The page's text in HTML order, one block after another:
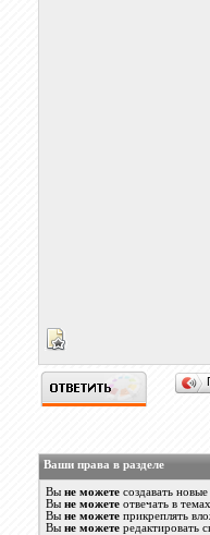
Ваши права в разделе
Вы не можетесоздавать
Вы не можетеотвечать в темах
Вы не можетеприкреплять
Вы не можетередактировать